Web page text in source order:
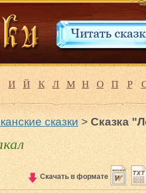
И Й К Л М Н О П Р
сказки>Сказка
Скачать в формате